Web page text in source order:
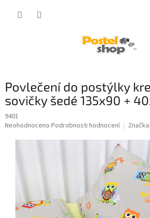
Povlečení do postýlky
sovičky šedé 135x90 +
9401
Průměrné
Neohodnoceno Podrobnosti hodnocení Značka: